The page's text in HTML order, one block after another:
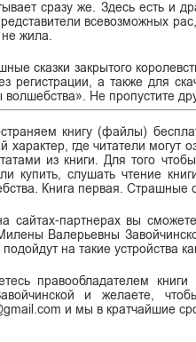
сразу же. Здесь есть и
всевозможных
жила.
сказки закрытого
регистрации, а также для
Не пропустите
книгу (файлы)
где читатели могут
из книги. Для того
купить, слушать чтение
Книга первая. Страшные
сайтах-партнерах вы
Валерьевны
подойдут на такие устройства
правообладателем
и желаете,
и мы в кратчайшие